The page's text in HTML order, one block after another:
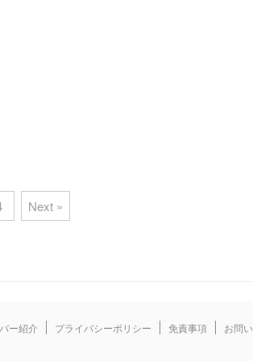
Next »
ー紹介 プライバシーポリシー 免責事項 お問